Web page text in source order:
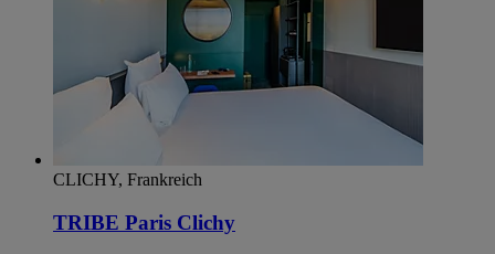
CLICHY, Frankreich
TRIBE Paris Clichy